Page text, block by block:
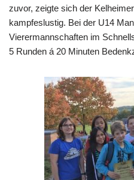
zuvor, zeigte sich der
kampfeslustig. Bei der U14
Vierermannschaften im
5 Runden á 20 Minuten